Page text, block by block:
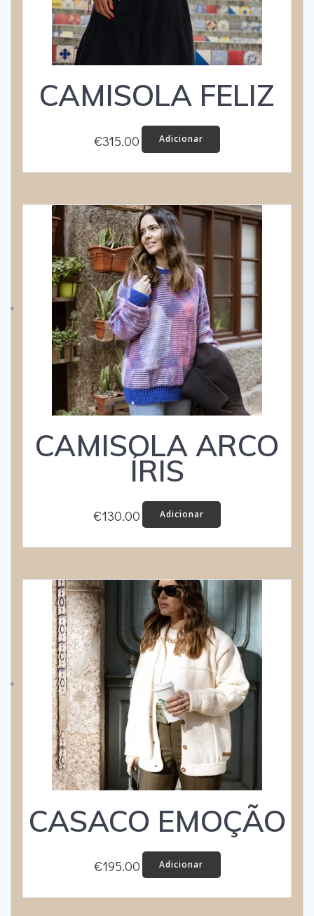
CAMISOLA FELIZ
€315.00 Adicionar
CAMISOLA ARCO
ÍRIS
€130.00 Adicionar
CASACO EMOÇÃO
€195.00 Adicionar